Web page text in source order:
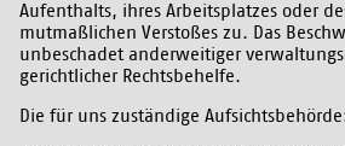
Aufenthalts, ihres Arbeitsplatzes oder
mutmaßlichen Verstoßes zu. Das
unbeschadet anderweitiger
gerichtlicher Rechtsbehelfe.
Die für uns zuständige